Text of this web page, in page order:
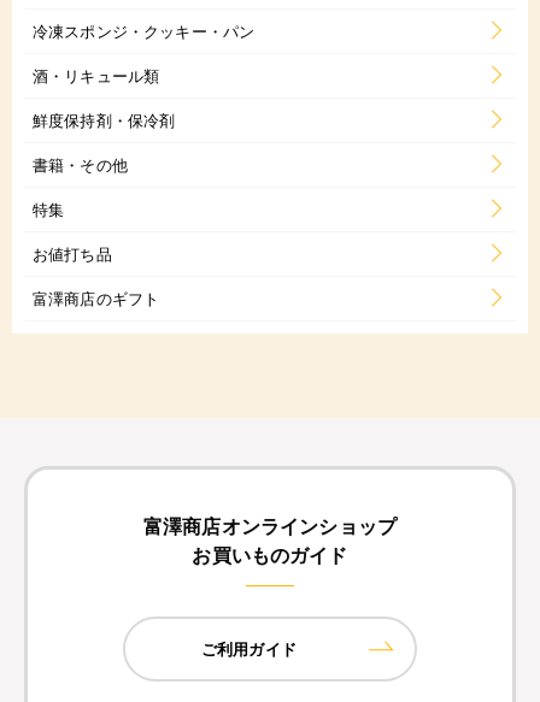
冷凍スポンジ・クッキー・パン
酒・リキュール類
鮮度保持剤・保冷剤
書籍・その他
特集
お値打ち品
富澤商店のギフト
富澤商店オンラインショップ
お買いものガイド
ご利用ガイド